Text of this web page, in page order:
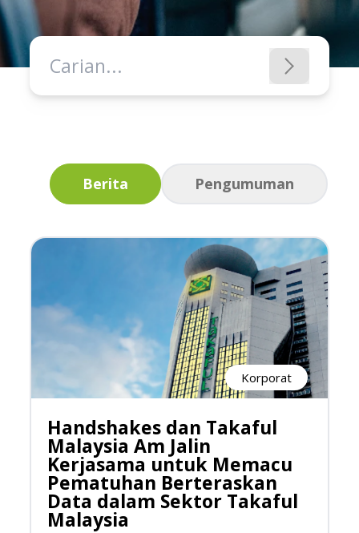
Berita Pengumuman
Korporat
Handshakes dan Takaful
Malaysia Am Jalin
Kerjasama untuk Memacu
Pematuhan Berteraskan
Data dalam Sektor Takaful
Malaysia